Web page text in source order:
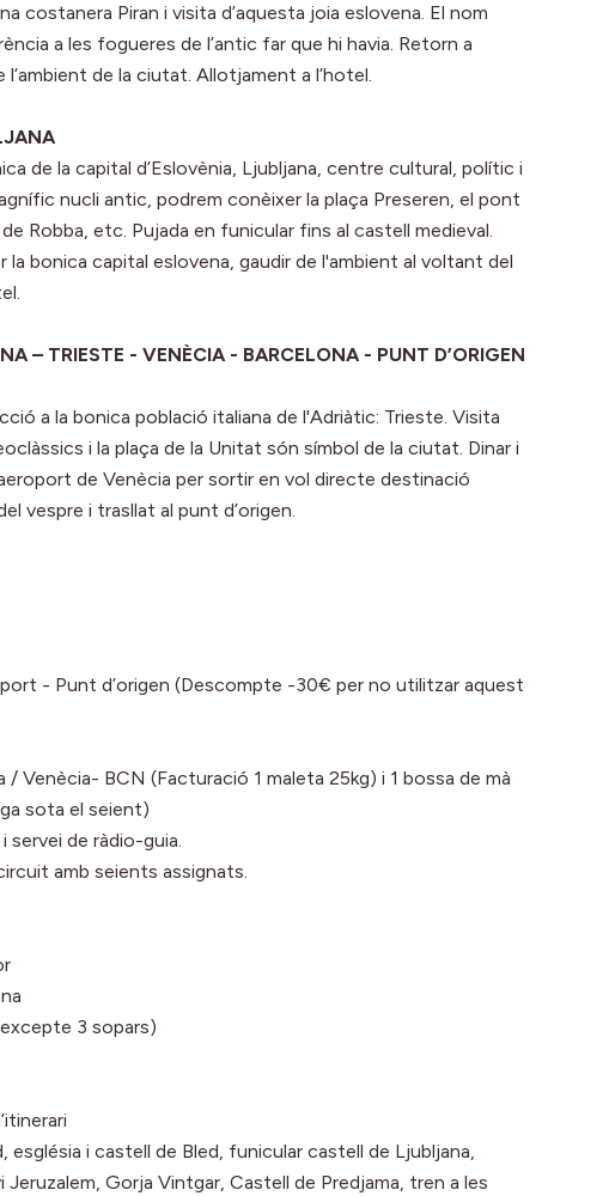
costanera Piran i visita d’aquesta joia eslovena. El nom
a les fogueres de l’antic far que hi havia. Retorn a
l’ambient de la ciutat. Allotjament a l’hotel.
de la capital d’Eslovènia, Ljubljana, centre cultural, polític i
nucli antic, podrem conèixer la plaça Preseren, el pont
Robba, etc. Pujada en funicular fins al castell medieval.
la bonica capital eslovena, gaudir de l'ambient al voltant del
– TRIESTE - VENÈCIA - BARCELONA - PUNT D’ORIGEN
a la bonica població italiana de l'Adriàtic: Trieste. Visita
i la plaça de la Unitat són símbol de la ciutat. Dinar i
de Venècia per sortir en vol directe destinació
vespre i trasllat al punt d’origen.
- Punt d’origen (Descompte -30€ per no utilitzar aquest
Venècia- BCN (Facturació 1 maleta 25kg) i 1 bossa de mà
sota el seient)
servei de ràdio-guia.
amb seients assignats.
3 sopars)
església i castell de Bled, funicular castell de Ljubljana,
Gorja Vintgar, Castell de Predjama, tren a les